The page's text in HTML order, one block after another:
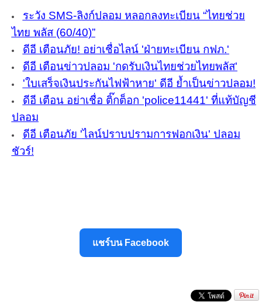
ระวัง SMS-ลิงก์ปลอม หลอกลงทะเบียน “ไทยช่วย
ไทย พลัส (60/40)”
ดีอี เตือนภัย! อย่าเชื่อไลน์ 'ฝ่ายทะเบียน กฟภ.'
ดีอี เตือนข่าวปลอม 'กดรับเงินไทยช่วยไทยพลัส'
'ใบเสร็จเงินประกันไฟฟ้าหาย' ดีอี ย้ำเป็นข่าวปลอม!
ดีอี เตือน อย่าเชื่อ ติ๊กต็อก 'police11441' ที่แท้บัญชี
ปลอม
ดีอี เตือนภัย 'ไลน์ปราบปรามการฟอกเงิน' ปลอม
ชัวร์!
แชร์บน Facebook